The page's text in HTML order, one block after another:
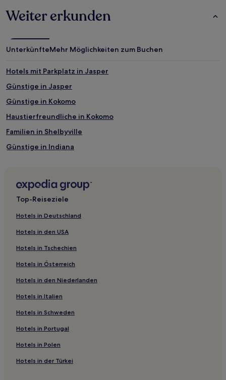
Weiter erkunden
UnterkünfteMehr Möglichkeiten zum Buchen
Hotels mit Parkplatz in Jasper
Günstige in Jasper
Günstige in Kokomo
Haustierfreundliche in Kokomo
Familien in Shelbyville
Günstige in Indiana
Familien in Carmel
Hotels mit Pool in Warsaw
Familien in Edinburgh
Hotels mit Pool in Columbus
Hotels mit Fitnessbereich in Columbus
Günstige in Terre Haute
Haustierfreundliche in Terre Haute
Familien in Franklin
Hotels mit Parkplatz in Indianapolis
Hotels mit inbegriffenem Frühstück in Indianapolis
Top-Reiseziele
Hotels in Deutschland
Hotels in den USA
Hotels in Tschechien
Hotels in Österreich
Hotels in den Niederlanden
Hotels in Italien
Hotels in Schweden
Hotels in Portugal
Hotels in Polen
Hotels in der Türkei